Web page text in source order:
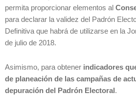
permita proporcionar elementos al
para declarar la validez del Padrón
Definitiva que habrá de utilizarse en la
de julio de 2018.
Asimismo, para obtener indicadores
de planeación de las campañas de
depuración del Padrón Electoral .